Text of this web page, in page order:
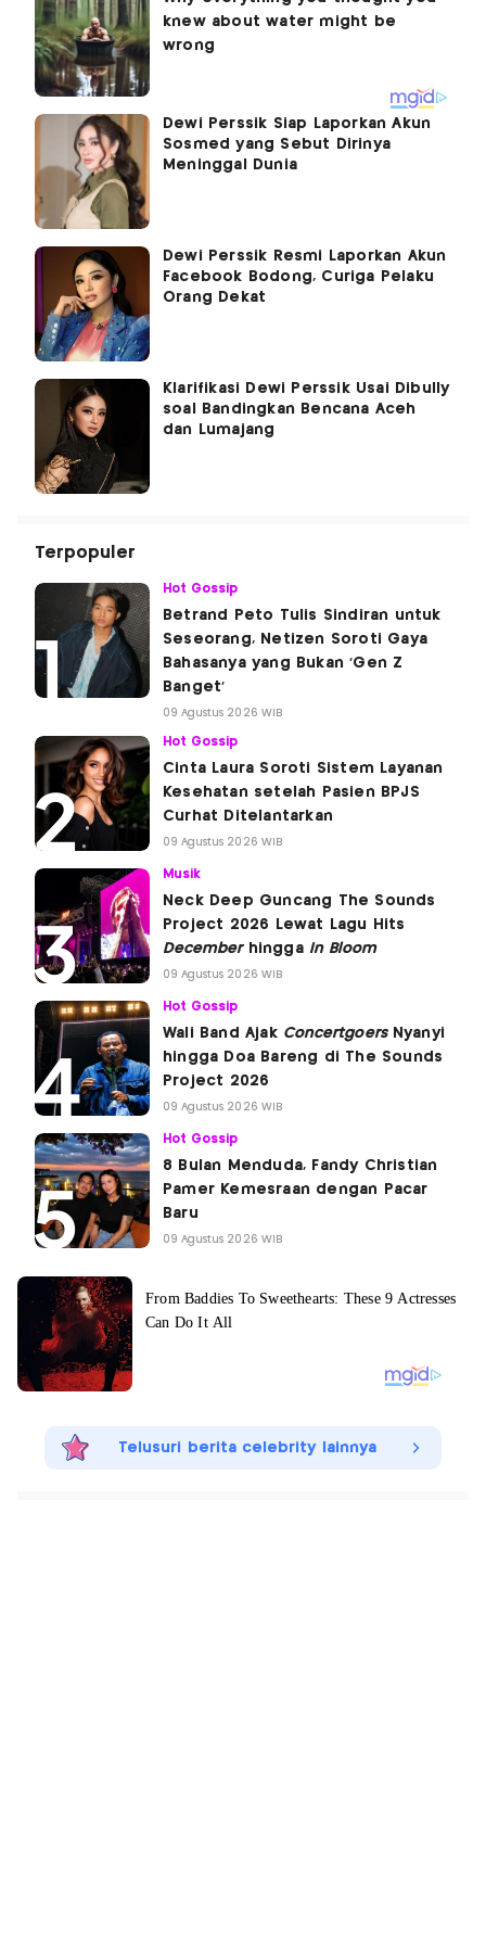
Dewi Perssik Siap Laporkan Akun
Sosmed yang Sebut Dirinya
Meninggal Dunia
Dewi Perssik Resmi Laporkan Akun
Facebook Bodong, Curiga Pelaku
Orang Dekat
Klarifikasi Dewi Perssik Usai Dibully
soal Bandingkan Bencana Aceh
dan Lumajang
Terpopuler
Hot Gossip
Betrand Peto Tulis Sindiran untuk
Seseorang, Netizen Soroti Gaya
Bahasanya yang Bukan 'Gen Z
Banget'
09 Agustus 2026 WIB
Hot Gossip
Cinta Laura Soroti Sistem Layanan
Kesehatan setelah Pasien BPJS
Curhat Ditelantarkan
09 Agustus 2026 WIB
Musik
Neck Deep Guncang The Sounds
Project 2026 Lewat Lagu Hits
Decemberhingga In Bloom
09 Agustus 2026 WIB
Hot Gossip
Wali Band Ajak ConcertgoersNyanyi
hingga Doa Bareng di The Sounds
Project 2026
09 Agustus 2026 WIB
Hot Gossip
8 Bulan Menduda, Fandy Christian
Pamer Kemesraan dengan Pacar
Baru
09 Agustus 2026 WIB
Telusuri berita celebrity lainnya